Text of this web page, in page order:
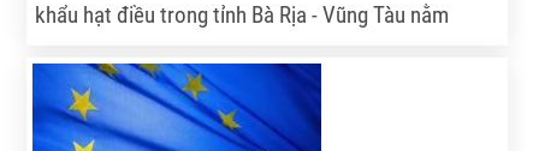
khẩu hạt điều trong tỉnh Bà Rịa - Vũng Tàu nằm
Nguyên nhân của tình trạng trên là do ảnh hưởng
của thời tiết nên vụ thu hoạch điều chậm khoảng 2